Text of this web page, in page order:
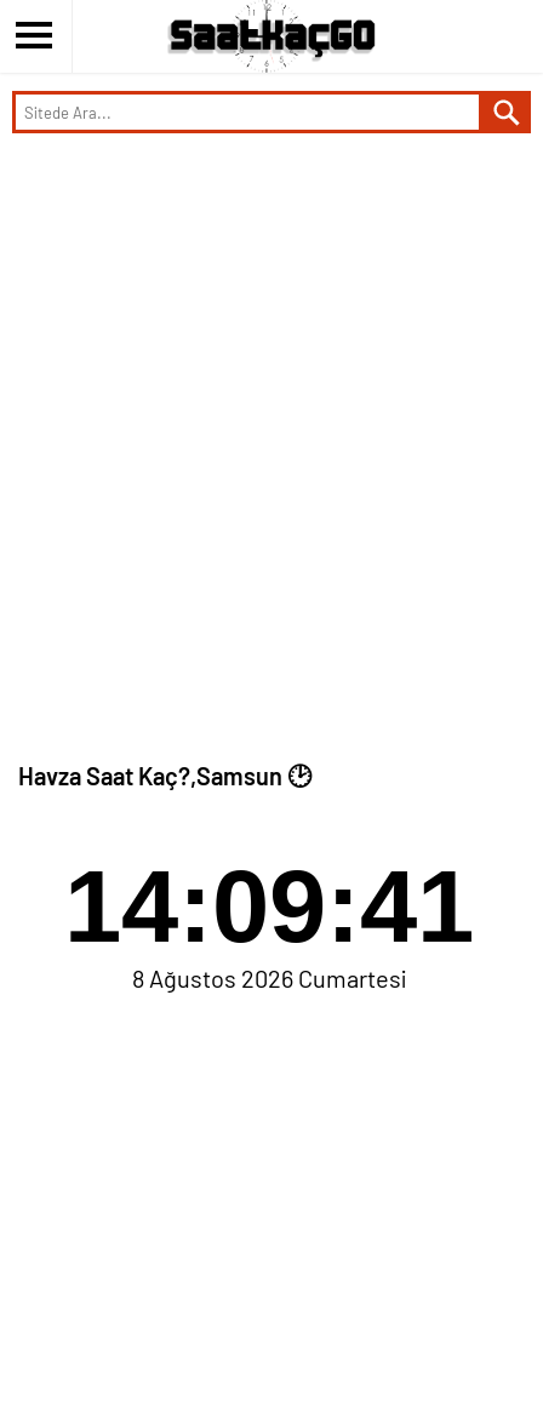
Havza Saat Kaç?,Samsun 🕑
14:09:41
8 Ağustos 2026 Cumartesi